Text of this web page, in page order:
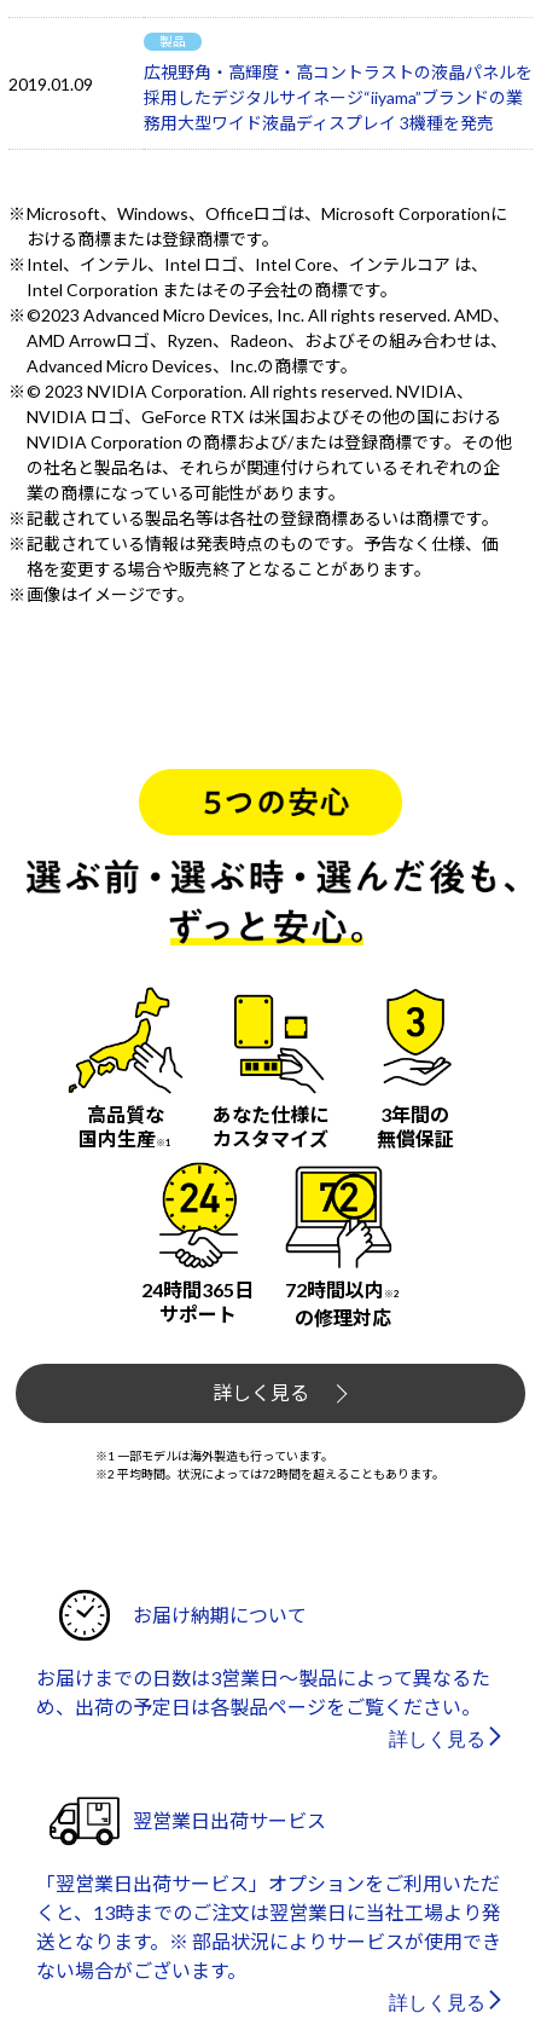
2019.01.09
製品
広視野角・高輝度・高コントラストの液晶パネルを
採用したデジタルサイネージ“iiyama”ブランドの業
務用大型ワイド液晶ディスプレイ 3機種を発売
Microsoft、Windows、Officeロゴは、Microsoft Corporationに
おける商標または登録商標です。
Intel、インテル、Intel ロゴ、Intel Core、インテルコア は、
Intel Corporation またはその子会社の商標です。
©2023 Advanced Micro Devices, Inc. All rights reserved. AMD、
AMD Arrowロゴ、Ryzen、Radeon、およびその組み合わせは、
Advanced Micro Devices、Inc.の商標です。
© 2023 NVIDIA Corporation. All rights reserved. NVIDIA、
NVIDIA ロゴ、GeForce RTX は米国およびその他の国における
NVIDIA Corporation の商標および/または登録商標です。その他
の社名と製品名は、それらが関連付けられているそれぞれの企
業の商標になっている可能性があります。
記載されている製品名等は各社の登録商標あるいは商標です。
記載されている情報は発表時点のものです。予告なく仕様、価
格を変更する場合や販売終了となることがあります。
画像はイメージです。
高品質な
国内生産※1
あなた仕様に
カスタマイズ
3年間の
無償保証
24時間365日
サポート
72時間以内 ※2
の修理対応
詳しく見る
※1 一部モデルは海外製造も行っています。
※2 平均時間。状況によっては72時間を超えることもあります。
お届け納期について
お届けまでの日数は3営業日～製品によって異なるた
め、出荷の予定日は各製品ページをご覧ください。
詳しく見る
翌営業日出荷サービス
「翌営業日出荷サービス」オプションをご利用いただ
くと、13時までのご注文は翌営業日に当社工場より発
送となります。※ 部品状況によりサービスが使用でき
ない場合がございます。
詳しく見る